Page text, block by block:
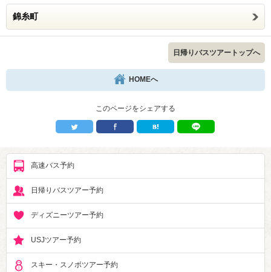
錦糸町
日帰りバスツアートップへ
HOMEへ
このページをシェアする
高速バス予約
日帰りバスツアー予約
ディズニーツアー予約
USJツアー予約
スキー・スノボツアー予約